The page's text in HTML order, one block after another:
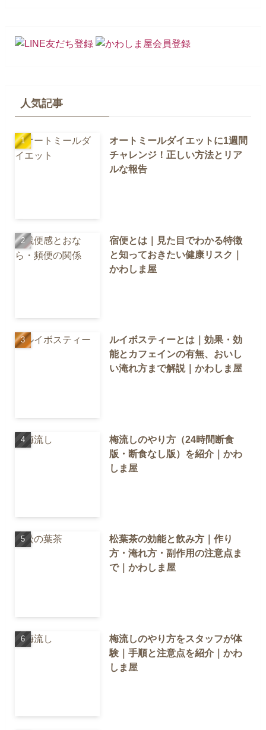
人気記事
オートミールダイエットに1週間
チャレンジ！正しい方法とリア
ルな報告
宿便とは｜見た目でわかる特徴
と知っておきたい健康リスク｜
かわしま屋
ルイボスティーとは｜効果・効
能とカフェインの有無、おいし
い淹れ方まで解説｜かわしま屋
梅流しのやり方（24時間断食
版・断食なし版）を紹介｜かわ
しま屋
松葉茶の効能と飲み方｜作り
方・淹れ方・副作用の注意点ま
で｜かわしま屋
梅流しのやり方をスタッフが体
験｜手順と注意点を紹介｜かわ
しま屋